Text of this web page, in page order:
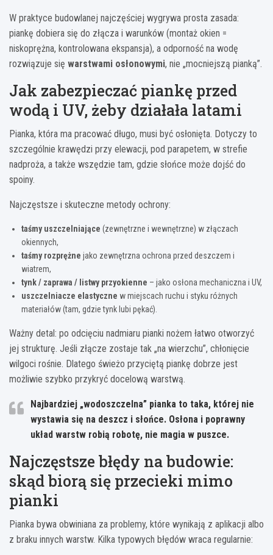
W praktyce budowlanej najczęściej wygrywa prosta zasada:
piankę dobiera się do złącza i warunków (montaż okien =
niskoprężna, kontrolowana ekspansja), a odporność na wodę
rozwiązuje się warstwami osłonowymi, nie „mocniejszą pianką”.
Jak zabezpieczać piankę przed
wodą i UV, żeby działała latami
Pianka, która ma pracować długo, musi być osłonięta. Dotyczy to
szczególnie krawędzi przy elewacji, pod parapetem, w strefie
nadproża, a także wszędzie tam, gdzie słońce może dojść do
spoiny.
Najczęstsze i skuteczne metody ochrony:
taśmy uszczelniające (zewnętrzne i wewnętrzne) w złączach
okiennych,
taśmy rozprężne jako zewnętrzna ochrona przed deszczem i
wiatrem,
tynk / zaprawa / listwy przyokienne – jako osłona mechaniczna i UV,
uszczelniacze elastyczne w miejscach ruchu i styku różnych
materiałów (tam, gdzie tynk lubi pękać).
Ważny detal: po odcięciu nadmiaru pianki nożem łatwo otworzyć
jej strukturę. Jeśli złącze zostaje tak „na wierzchu”, chłonięcie
wilgoci rośnie. Dlatego świeżo przyciętą piankę dobrze jest
możliwie szybko przykryć docelową warstwą.
Najbardziej „wodoszczelna” pianka to taka, której nie
wystawia się na deszcz i słońce. Osłona i poprawny
układ warstw robią robotę, nie magia w puszce.
Najczęstsze błędy na budowie:
skąd biorą się przecieki mimo
pianki
Pianka bywa obwiniana za problemy, które wynikają z aplikacji albo
z braku innych warstw. Kilka typowych błędów wraca regularnie: